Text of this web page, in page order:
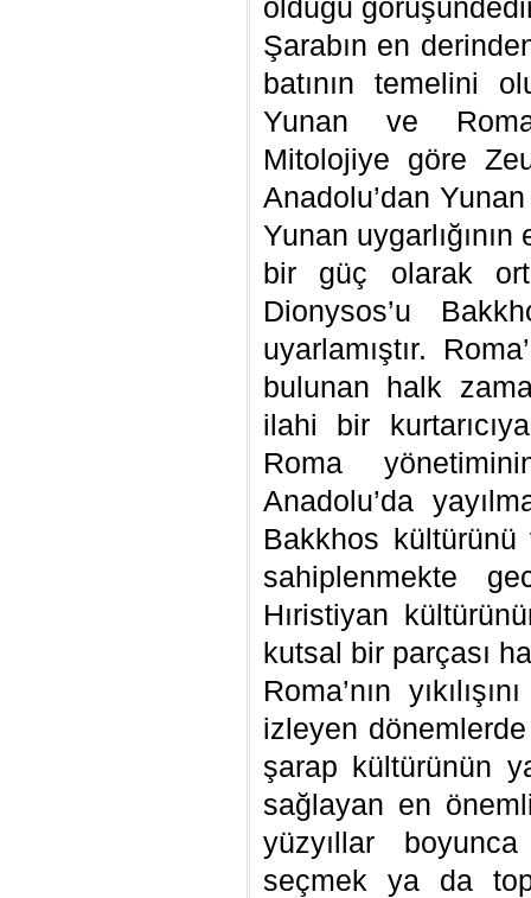
olduğu
Şarabın en
batının temelini
Yunan ve Roma
Mitolojiye göre
Anadolu’dan Yunan
Yunan
bir güç olarak
Dionysos’u
uyarlamıştır.
bulunan halk
ilahi bir
Roma
Anadolu’da
Bakkhos
sahiplenmekte
Hıristiyan
kutsal bir parçası
Roma’nın
izleyen
şarap kültürünün
sağlayan en
yüzyıllar
seçmek ya da